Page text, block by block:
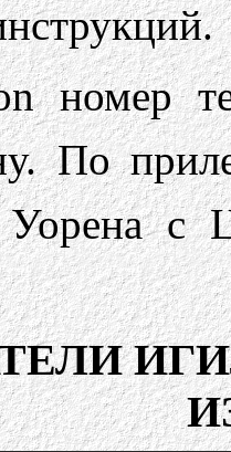
номер
По
Уорена с